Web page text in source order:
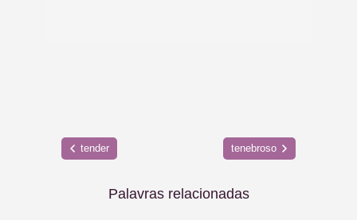
tender tenebroso
Palavras relacionadas